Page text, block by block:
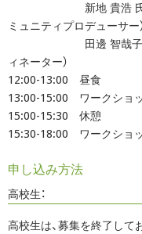
新地 貴浩 氏（株式
ミュニティプロデューサー
田邊 智哉子 氏（
ィネーター）
12:00-13:00 昼食
13:00-15:00 ワークショ
15:00-15:30 休憩
15:30-18:00 ワークショッ
申し込み方法
高校生：
高校生は、募集を終了して